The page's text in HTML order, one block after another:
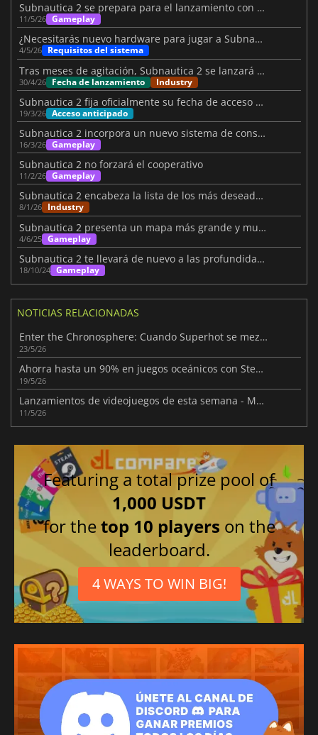
Subnautica 2 se prepara para el lanzamiento con un vídeo
11/5/26 Gameplay
¿Necesitarás nuevo hardware para jugar a Subnautica 2 en PC?
4/5/26 Requisitos del sistema
Tras meses de agitación, Subnautica 2 se lanzará el 14 de mayo
30/4/26 Fecha de lanzamiento Industry
Subnautica 2 fija oficialmente su fecha de acceso anticipado
19/3/26 Acceso anticipado
Subnautica 2 incorpora un nuevo sistema de construcción de bases
16/3/26 Gameplay
Subnautica 2 no forzará el cooperativo
11/2/26 Gameplay
Subnautica 2 encabeza la lista de los más deseados de Steam para 2026
8/1/26 Industry
Subnautica 2 presenta un mapa más grande y muchas novedades
4/6/25 Gameplay
Subnautica 2 te llevará de nuevo a las profundidades del mar
18/10/24 Gameplay
NOTICIAS RELACIONADAS
Enter the Chronosphere: Cuando Superhot se mezcla con Bullet Hell
23/5/26
Ahorra hasta un 90% en juegos oceánicos con Steam Ocean Fes
19/5/26
Lanzamientos de videojuegos de esta semana - Mayo 2026 (Semana 20)
11/5/26
Featuring a total prize pool of
1,000 USDT
for thetop 10 players on the
leaderboard.
4 WAYS TO WIN BIG!